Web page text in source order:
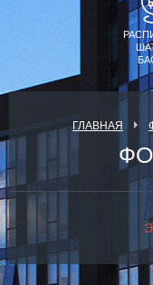
ГЛАВНАЯ